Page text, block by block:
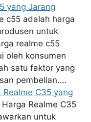
yang Jarang
c55 adalah harga
untuk
realme c55
oleh konsumen
satu faktor yang
pembelian.…
Realme C35 yang
Harga Realme C35
untuk